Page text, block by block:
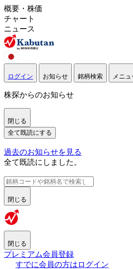
概要・株価
チャート
ニュース
ログイン お知らせ 銘柄検索 メニュ
株探からのお知らせ
閉じる
全て既読にする
過去のお知らせを見る
全て既読にしました。
閉じる
閉じる
プレミアム会員登録
すでに会員の方はログイン